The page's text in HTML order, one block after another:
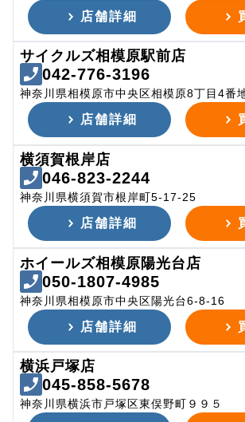
店舗詳細
サイクルズ相模原駅前店
042-776-3196
神奈川県相模原市中央区相模原8丁目4番
店舗詳細
横須賀根岸店
046-823-2244
神奈川県横須賀市根岸町5-17-25
店舗詳細
ホイールズ相模原陽光台店
050-1807-4985
神奈川県相模原市中央区陽光台6-8-16
店舗詳細
横浜戸塚店
045-858-5678
神奈川県横浜市戸塚区東俣野町９９５